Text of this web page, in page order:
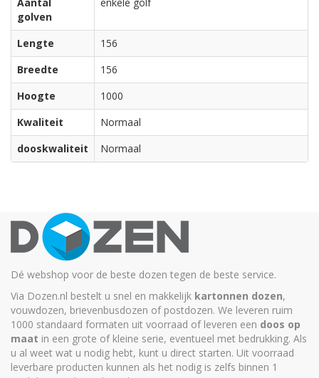
golven
Lengte
156
Breedte
156
Hoogte
1000
Kwaliteit
Normaal
dooskwaliteit
Normaal
Dé webshop voor de beste dozen tegen de beste service.
Via Dozen.nl bestelt u snel en makkelijk kartonnen dozen,
vouwdozen, brievenbusdozen of postdozen. We leveren ruim
1000 standaard formaten uit voorraad of leveren een doos op
maat in een grote of kleine serie, eventueel met bedrukking. Als
u al weet wat u nodig hebt, kunt u direct starten. Uit voorraad
leverbare producten kunnen als het nodig is zelfs binnen 1